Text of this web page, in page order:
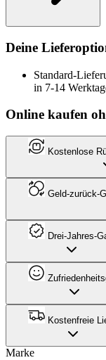
Deine
Standard-
in 7-14
Online kaufen
Kostenlose
Geld-zurück-
Drei-Jahres-
Kostenfreie
Marke